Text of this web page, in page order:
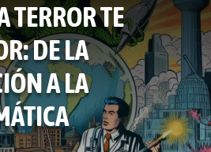
TERROR TE
DE LA
A LA